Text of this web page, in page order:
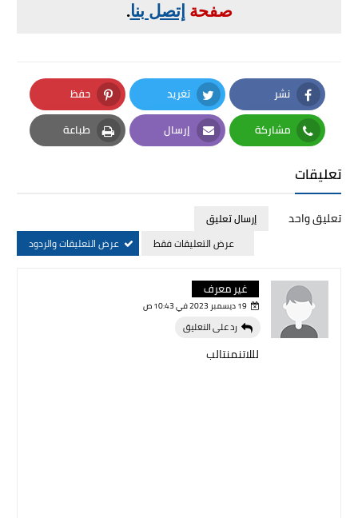
صفحة إتصل بنا.
نشر
Facebook
تغريد
Twitter
حفظ
Pinterest
مشاركة
Whatsapp
إرسال
Email
طباعة
Print
تعليقات
تعليق واحد
إرسال تعليق
عرض التعليقات فقط
عرض التعليقات والردود
غير معرف
19 ديسمبر 2023 في 10:43 ص
لللاتنمنتالب
رد على التعليق